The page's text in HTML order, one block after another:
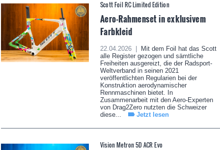
Scott Foil RC Limited Edition
Aero-Rahmenset in exklusivem
Farbkleid
22.04.2026 |
Mit dem Foil hat das Scott
alle Register gezogen und sämtliche
Freiheiten ausgereizt, die der Radsport-
Weltverband in seinen 2021
veröffentlichten Regularien bei der
Konstruktion aerodynamischer
Rennmaschinen bietet. In
Zusammenarbeit mit den Aero-Experten
von Drag2Zero nutzten die Schweizer
diese...
Jetzt lesen
Vision Metron 5D ACR Evo